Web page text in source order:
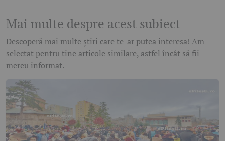
Mai multe despre acest subiect
Descoperă mai multe știri care te-ar putea interesa! Am
selectat pentru tine articole similare, astfel încât să fii
mereu informat.